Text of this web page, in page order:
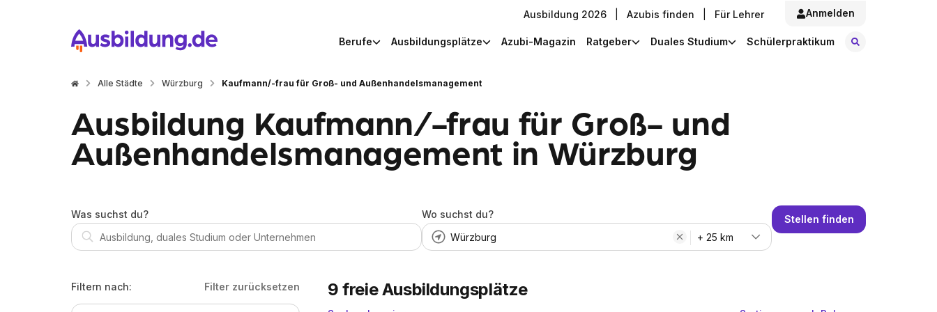
Ausbildung 2026 Azubis finden Für Lehrer Anmelden
Berufe Ausbildungsplätze Azubi-Magazin Ratgeber Duales Studium Schülerpraktikum
Alle Städte Würzburg Kaufmann/-frau für Groß- und Außenhandelsmanagement
Ausbildung Kaufmann/-frau für Groß- und
Außenhandelsmanagement in Würzburg
Was suchst du?
Wo suchst du?
+ 25 km
Stellen finden
Filtern nach: Filter zurücksetzen 9 freie Ausbildungsplätze